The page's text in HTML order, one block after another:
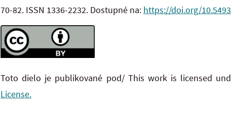
70-82. ISSN 1336-2232. Dostupné na: https://doi.org/
Toto dielo je publikované pod/ This work is licensed
License.